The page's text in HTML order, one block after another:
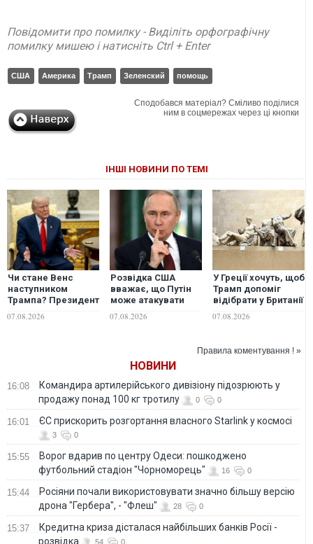
Повідомити про помилку - Виділіть орфографічну
помилку мишею і натисніть Ctrl + Enter
США Америка Трамп Зеленский помощь
Сподобався матеріал? Сміливо поділися
ним в соцмережах через ці кнопки
ІНШІ НОВИНИ ПО ТЕМІ
Чи стане Венс
наступником
Трампа? Президент
США виступив із
неочікуваною
07.08.2026
Розвідка США
вважає, що Путін
може атакувати
одну з країн НАТО
вже цієї осені, -
07.08.2026
У Греції хочуть, щоб
Трамп допоміг
відібрати у Британії
мармурові
скульптури
07.08.2026
Правила коментування ! »
НОВИНИ
16:08
Командира артилерійського дивізіону підозрюють у
продажу понад 100 кг тротилу
0 0
16:01 ЄС прискорить розгортання власного Starlink у космосі
3 0
15:55
Ворог вдарив по центру Одеси: пошкоджено
футбольний стадіон "Чорноморець"
16 0
15:44
Росіяни почали використовувати значно більшу версію
дрона "Гербера", - "Флеш"
28 0
15:37
Кредитна криза дісталася найбільших банків Росії -
розвідка
54 0